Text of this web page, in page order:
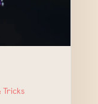
Tricks